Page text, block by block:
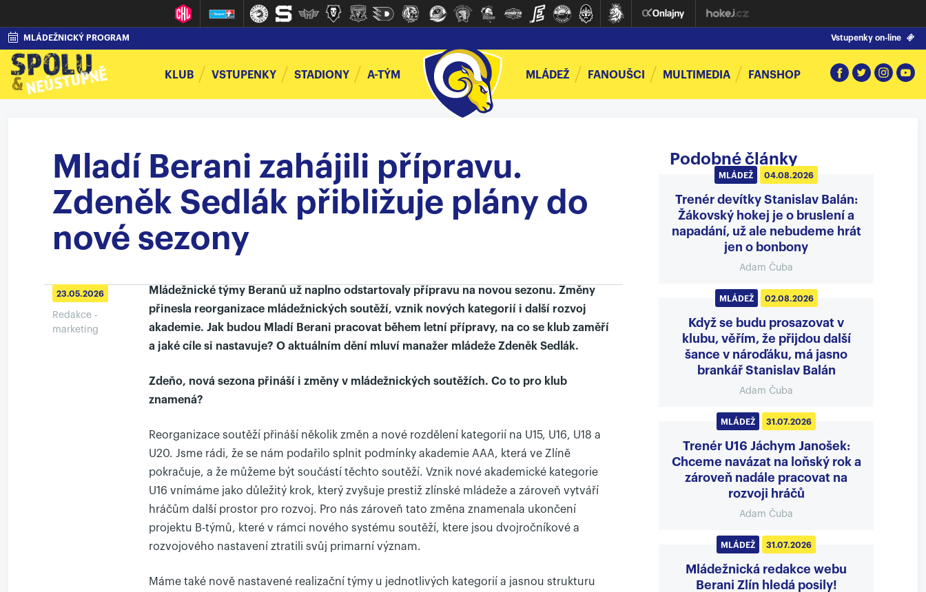
MLÁDEŽNICKÝ PROGRAM Vstupenky on-line
KLUB VSTUPENKY STADIONY A-TÝM MLÁDEŽ FANOUŠCI MULTIMEDIA FANSHOP
Mladí Berani zahájili přípravu.
Zdeněk Sedlák přibližuje plány do
nové sezony
23.05.2026
Redakce -
marketing
Mládežnické týmy Beranů už naplno odstartovaly přípravu na novou sezonu. Změny
přinesla reorganizace mládežnických soutěží, vznik nových kategorií i další rozvoj
akademie. Jak budou Mladí Berani pracovat během letní přípravy, na co se klub zaměří
a jaké cíle si nastavuje? O aktuálním dění mluví manažer mládeže Zdeněk Sedlák.
Zdeňo, nová sezona přináší i změny v mládežnických soutěžích. Co to pro klub
znamená?
Reorganizace soutěží přináší několik změn a nové rozdělení kategorií na U15, U16, U18 a
U20. Jsme rádi, že se nám podařilo splnit podmínky akademie AAA, která ve Zlíně
pokračuje, a že můžeme být součástí těchto soutěží. Vznik nové akademické kategorie
U16 vnímáme jako důležitý krok, který zvyšuje prestiž zlínské mládeže a zároveň vytváří
hráčům další prostor pro rozvoj. Pro nás zároveň tato změna znamenala ukončení
projektu B-týmů, které v rámci nového systému soutěží, ktere jsou dvojročníkové a
rozvojového nastavení ztratili svůj primarní význam.
Máme také nově nastavené realizační týmy u jednotlivých kategorií a jasnou strukturu
Podobné články
MLÁDEŽ 04.08.2026
Trenér devítky Stanislav Balán:
Žákovský hokej je o bruslení a
napadání, už ale nebudeme hrát
jen o bonbony
Adam Čuba
MLÁDEŽ 02.08.2026
Když se budu prosazovat v
klubu, věřím, že přijdou další
šance v nároďáku, má jasno
brankář Stanislav Balán
Adam Čuba
MLÁDEŽ 31.07.2026
Trenér U16 Jáchym Janošek:
Chceme navázat na loňský rok a
zároveň nadále pracovat na
rozvoji hráčů
Adam Čuba
MLÁDEŽ 31.07.2026
Mládežnická redakce webu
Berani Zlín hledá posily!